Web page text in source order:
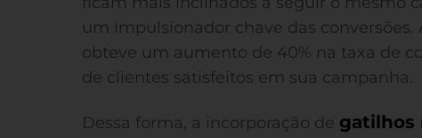
um impulsionador chave das conversões.
obteve um aumento de 40% na taxa de
de clientes satisfeitos em sua campanha.
Dessa forma, a incorporação de gatilhos